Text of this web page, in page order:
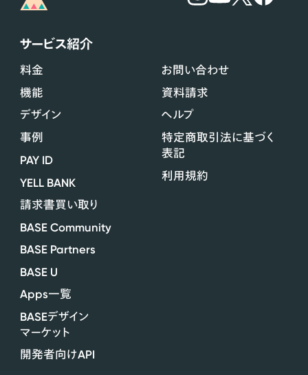
サービス紹介
料金
機能
デザイン
事例
PAY ID
YELL BANK
請求書買い取り
BASE Community
BASE Partners
BASE U
Apps一覧
BASEデザイン
マーケット
開発者向けAPI
お問い合わせ
資料請求
ヘルプ
特定商取引法に基づく
表記
利用規約